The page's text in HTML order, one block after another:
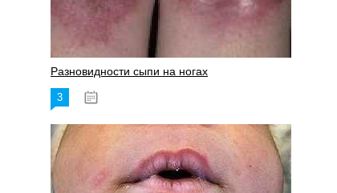
Разновидности сыпи на ногах
3